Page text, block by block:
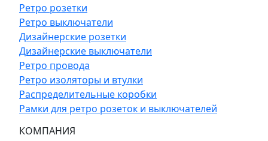
Ретро розетки
Ретро выключатели
Дизайнерские розетки
Дизайнерские выключатели
Ретро провода
Ретро изоляторы и втулки
Распределительные коробки
Рамки для ретро розеток и выключателей
КОМПАНИЯ